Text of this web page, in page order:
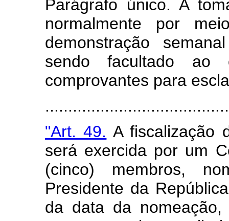
Parágrafo único. A
normalmente por
demonstração
sendo facultado ao
comprovantes para
"Art. 49. A fiscalização
será exercida por um
(cinco) membros,
Presidente da
da data da